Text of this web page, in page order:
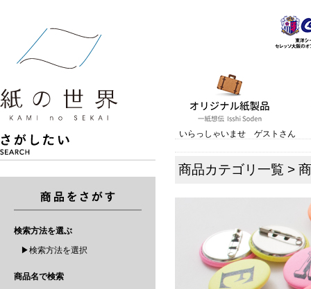
検索方法を選ぶ
▶検索方法を選択
商品名で検索
いらっしゃいませ ゲストさん
商品カテゴリ一覧 >